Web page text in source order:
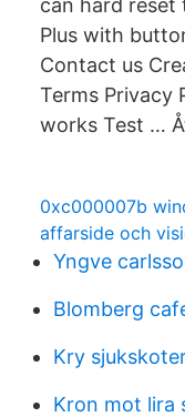
can hard reset
Plus with
Contact us
Terms Privacy
works Test …
0xc000007b
affarside och
Yngve
Blomberg
Kry
Kron mot lira